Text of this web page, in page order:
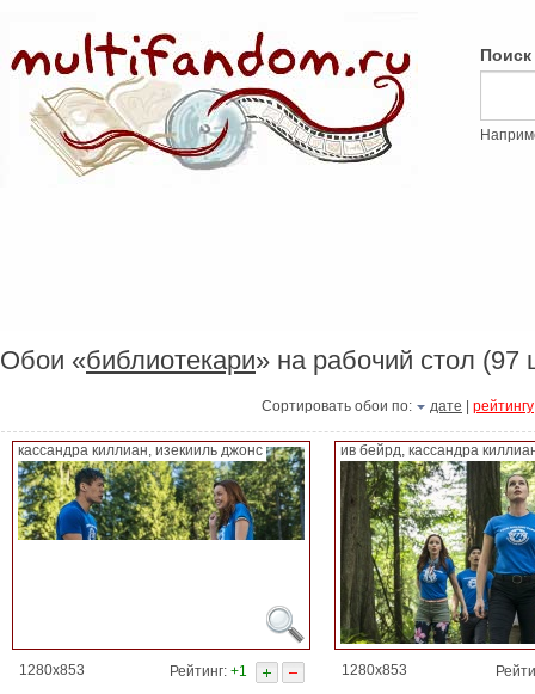
Обои «библиотекари» на рабочий стол (97
Сортировать обои по: дате рейтингу
кассандра киллиан, изекииль джонс
1280x853 Рейтинг: +1
ив бейрд, кассандра
1280x853